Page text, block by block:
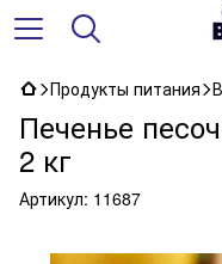
Продукты питания
Печенье
2 кг
Артикул: 11687